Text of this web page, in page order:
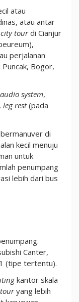
atau
atau antar
city tourdi Cianjur
perjalanan
Bogor,
audio system,
leg rest(pada
di
kecil menuju
untuk
penumpang
lebih dari bus
Canter,
(tipe tertentu).
kantor skala
yang lebih